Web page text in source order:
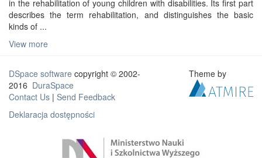
in the rehabilitation of young children with disabilities. Its first part
describes the term rehabilitation, and distinguishes the basic
kinds of ...
View more
DSpace software copyright © 2002-
2016 DuraSpace
Contact Us | Send Feedback
Deklaracja dostępności
Theme by